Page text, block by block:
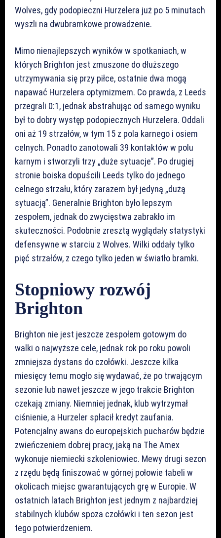
Wolves, gdy podopieczni Hurzelera już po 5 minutach
wyszli na dwubramkowe prowadzenie.
Mimo nienajlepszych wyników w spotkaniach, w
których Brighton jest zmuszone do dłuższego
utrzymywania się przy piłce, ostatnie dwa mogą
napawać Hurzelera optymizmem. Co prawda, z Leeds
przegrali 0:1, jednak abstrahując od samego wyniku
był to dobry występ podopiecznych Hurzelera. Oddali
oni aż 19 strzałów, w tym 15 z pola karnego i osiem
celnych. Ponadto zanotowali 39 kontaktów w polu
karnym i stworzyli trzy „duże sytuacje”. Po drugiej
stronie boiska dopuścili Leeds tylko do jednego
celnego strzału, który zarazem był jedyną „dużą
sytuacją”. Generalnie Brighton było lepszym
zespołem, jednak do zwycięstwa zabrakło im
skuteczności. Podobnie zresztą wyglądały statystyki
defensywne w starciu z Wolves. Wilki oddały tylko
pięć strzałów, z czego tylko jeden w światło bramki.
Stopniowy rozwój
Brighton
Brighton nie jest jeszcze zespołem gotowym do
walki o najwyższe cele, jednak rok po roku powoli
zmniejsza dystans do czołówki. Jeszcze kilka
miesięcy temu mogło się wydawać, że po trwającym
sezonie lub nawet jeszcze w jego trakcie Brighton
czekają zmiany. Niemniej jednak, klub wytrzymał
ciśnienie, a Hurzeler spłacił kredyt zaufania.
Potencjalny awans do europejskich pucharów będzie
zwieńczeniem dobrej pracy, jaką na The Amex
wykonuje niemiecki szkoleniowiec. Mewy drugi sezon
z rzędu będą finiszować w górnej połowie tabeli w
okolicach miejsc gwarantujących grę w Europie. W
ostatnich latach Brighton jest jednym z najbardziej
stabilnych klubów spoza czołówki i ten sezon jest
tego potwierdzeniem.